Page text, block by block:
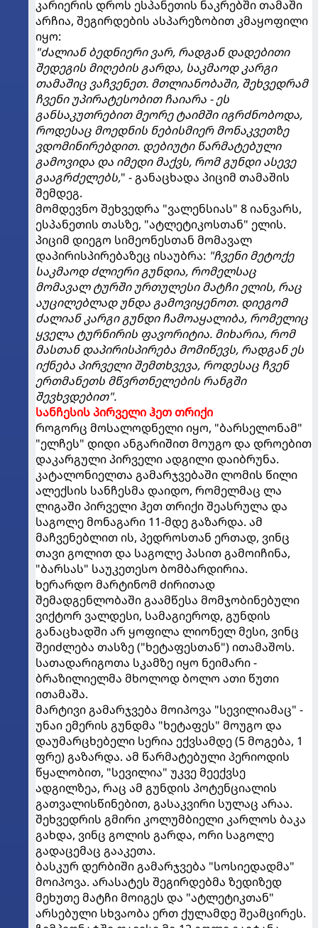
კარიერის დროს ესპანეთის ნაკრებში თამაში
არჩია, შეგირდების ასპარეზობით კმაყოფილი
იყო:
"ძალიან ბედნიერი ვარ, რადგან დადებითი
შედეგის მიღების გარდა, საკმაოდ კარგი
თამაშიც ვაჩვენეთ. მთლიანობაში, შეხვედრამ
ჩვენი უპირატესობით ჩაიარა - ეს
განსაკუთრებით მეორე ტაიმში იგრძნობოდა,
როდესაც მოედნის ნებისმიერ მონაკვეთზე
ვდომინირებდით. დებიუტი წარმატებული
გამოვიდა და იმედი მაქვს, რომ გუნდი ასევე
გააგრძელებს," - განაცხადა პიციმ თამაშის
შემდეგ.
მომდევნო შეხვედრა "ვალენსიას" 8 იანვარს,
ესპანეთის თასზე, "ატლეტიკოსთან" ელის.
პიციმ დიეგო სიმეონესთან მომავალ
დაპირისპირებაზეც ისაუბრა: "ჩვენი მეტოქე
საკმაოდ ძლიერი გუნდია, რომელსაც
მომავალ ტურში ურთულესი მატჩი ელის, რაც
აუცილებლად უნდა გამოვიყენოთ. დიეგომ
ძალიან კარგი გუნდი ჩამოაყალიბა, რომელიც
ყველა ტურნირის ფავორიტია. მიხარია, რომ
მასთან დაპირისპირება მომიწევს, რადგან ეს
იქნება პირველი შემთხვევა, როდესაც ჩვენ
ერთმანეთს მწვრთნელების რანგში
შევხვდებით".
სანჩესის პირველი ჰეთ თრიქი
როგორც მოსალოდნელი იყო, "ბარსელონამ"
"ელჩეს" დიდი ანგარიშით მოუგო და დროებით
დაკარგული პირველი ადგილი დაიბრუნა.
კატალონიელთა გამარჯვებაში ლომის წილი
ალექსის სანჩესმა დაიდო, რომელმაც ლა
ლიგაში პირველი ჰეთ თრიქი შეასრულა და
საგოლე მონაგარი 11-მდე გაზარდა. ამ
მაჩვენებლით ის, პედროსთან ერთად, ვინც
თავი გოლით და საგოლე პასით გამოიჩინა,
"ბარსას" საუკეთესო ბომბარდირია.
ხერარდო მარტინომ ძირითად
შემადგენლობაში გაამწესა მომჯობინებული
ვიქტორ ვალდესი, სამაგიეროდ, გუნდის
განაცხადში არ ყოფილა ლიონელ მესი, ვინც
შეიძლება თასზე ("ხეტაფესთან") ითამაშოს.
სათადარიგოთა სკამზე იყო ნეიმარი -
ბრაზილიელმა მხოლოდ ბოლო ათი წუთი
ითამაშა.
მარტივი გამარჯვება მოიპოვა "სევილიამაც" -
უნაი ემერის გუნდმა "ხეტაფეს" მოუგო და
დაუმარცხებელი სერია ექვსამდე (5 მოგება, 1
ფრე) გაზარდა. ამ წარმატებული პერიოდის
წყალობით, "სევილია" უკვე მეექვსე
ადგილზეა, რაც ამ გუნდის პოტენციალის
გათვალისწინებით, გასაკვირი სულაც არაა.
შეხვედრის გმირი კოლუმბიელი კარლოს ბაკა
გახდა, ვინც გოლის გარდა, ორი საგოლე
გადაცემაც გააკეთა.
ბასკურ დერბიში გამარჯვება "სოსიედადმა"
მოიპოვა. არასატეს შეგირდებმა ზედიზედ
მეხუთე მატჩი მოიგეს და "ატლეტიკთან"
არსებული სხვაობა ერთ ქულამდე შეამცირეს.